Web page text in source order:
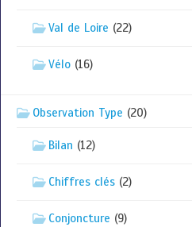
Val de Loire (22)
Vélo (16)
Observation Type (20)
Bilan (12)
Chiffres clés (2)
Conjoncture (9)